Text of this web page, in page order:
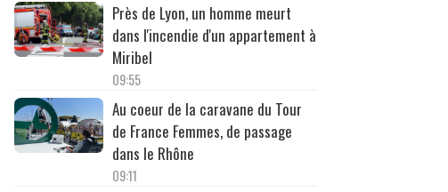
Près de Lyon, un homme meurt
dans l'incendie d'un appartement à
Miribel
09:55
Au coeur de la caravane du Tour
de France Femmes, de passage
dans le Rhône
09:11